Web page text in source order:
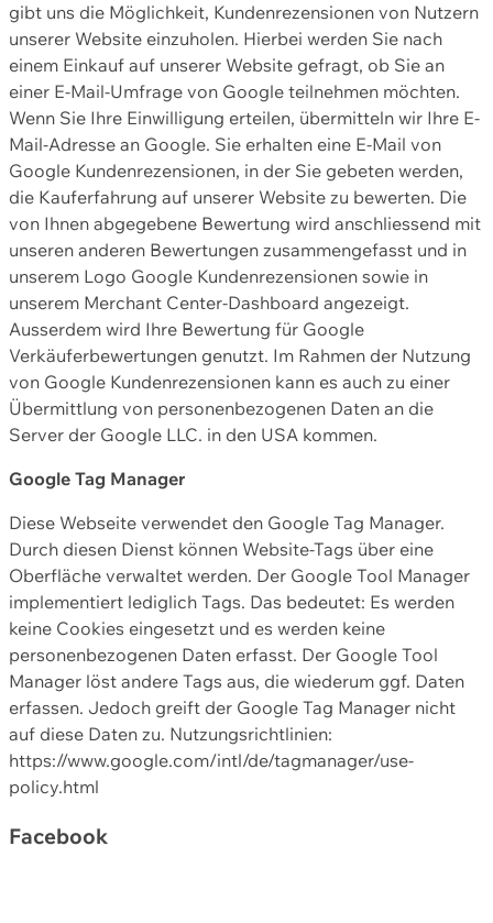
gibt uns die Möglichkeit, Kundenrezensionen von Nutzern
unserer Website einzuholen. Hierbei werden Sie nach
einem Einkauf auf unserer Website gefragt, ob Sie an
einer E-Mail-Umfrage von Google teilnehmen möchten.
Wenn Sie Ihre Einwilligung erteilen, übermitteln wir Ihre E-
Mail-Adresse an Google. Sie erhalten eine E-Mail von
Google Kundenrezensionen, in der Sie gebeten werden,
die Kauferfahrung auf unserer Website zu bewerten. Die
von Ihnen abgegebene Bewertung wird anschliessend mit
unseren anderen Bewertungen zusammengefasst und in
unserem Logo Google Kundenrezensionen sowie in
unserem Merchant Center-Dashboard angezeigt.
Ausserdem wird Ihre Bewertung für Google
Verkäuferbewertungen genutzt. Im Rahmen der Nutzung
von Google Kundenrezensionen kann es auch zu einer
Übermittlung von personenbezogenen Daten an die
Server der Google LLC. in den USA kommen.
Google Tag Manager
Diese Webseite verwendet den Google Tag Manager.
Durch diesen Dienst können Website-Tags über eine
Oberfläche verwaltet werden. Der Google Tool Manager
implementiert lediglich Tags. Das bedeutet: Es werden
keine Cookies eingesetzt und es werden keine
personenbezogenen Daten erfasst. Der Google Tool
Manager löst andere Tags aus, die wiederum ggf. Daten
erfassen. Jedoch greift der Google Tag Manager nicht
auf diese Daten zu. Nutzungsrichtlinien:
https://www.google.com/intl/de/tagmanager/use-
policy.html
Facebook